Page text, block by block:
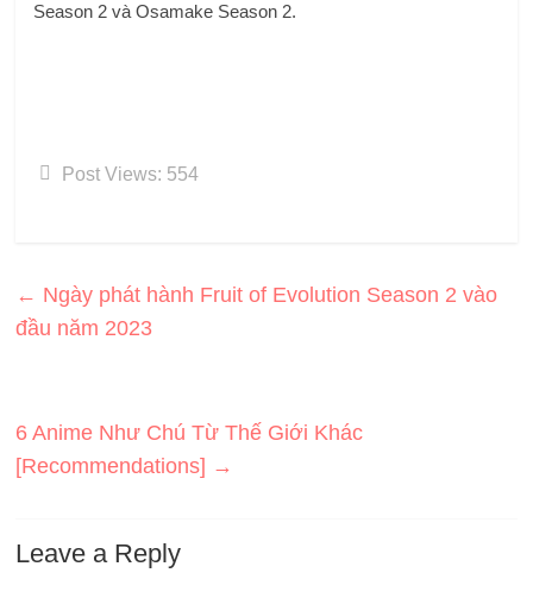
Season 2 và Osamake Season 2.
Post Views: 554
← Ngày phát hành Fruit of Evolution Season 2 vào
đầu năm 2023
6 Anime Như Chú Từ Thế Giới Khác
[Recommendations] →
Leave a Reply